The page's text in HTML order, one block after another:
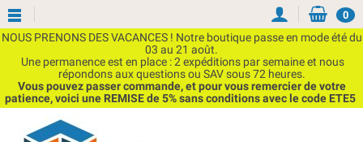
NOUS PRENONS DES VACANCES ! Notre boutique passe en mode été du
03 au 21 août.
Une permanence est en place : 2 expéditions par semaine et nous
répondons aux questions ou SAV sous 72 heures.
Vous pouvez passer commande, et pour vous remercier de votre
patience, voici une REMISE de 5% sans conditions avec le code ETE5
0